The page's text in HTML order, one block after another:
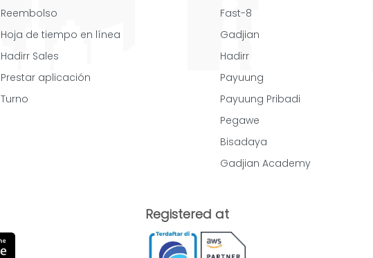
Reembolso
Hoja de tiempo en línea
Hadirr Sales
Prestar aplicación
Turno
Fast-8
Gadjian
Hadirr
Payuung
Payuung Pribadi
Pegawe
Bisadaya
Gadjian Academy
Registered at